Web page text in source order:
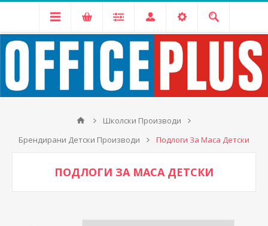
Школски Производи
Брендирани Детски Производи
Подлоги За Маса Детски
ПОДЛОГИ ЗА МАСА ДЕТСКИ